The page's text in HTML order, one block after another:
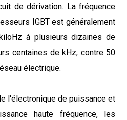
de dérivation. La fréquence
IGBT est généralement
à plusieurs dizaines de
centaines de kHz, contre 50
électrique.
l'électronique de puissance et
haute fréquence, les